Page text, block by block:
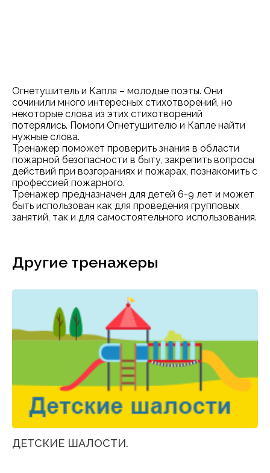
Огнетушитель и Капля – молодые поэты. Они
сочинили много интересных стихотворений, но
некоторые слова из этих стихотворений
потерялись. Помоги Огнетушителю и Капле найти
нужные слова.
Тренажер поможет проверить знания в области
пожарной безопасности в быту, закрепить вопросы
действий при возгораниях и пожарах, познакомить с
профессией пожарного.
Тренажер предназначен для детей 6-9 лет и может
быть использован как для проведения групповых
занятий, так и для самостоятельного использования.
Другие тренажеры
ДЕТСКИЕ ШАЛОСТИ.